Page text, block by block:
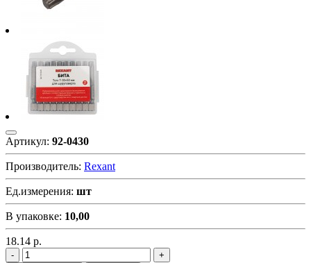
Артикул: 92-0430
Производитель: Rexant
Ед.измерения: шт
В упаковке: 10,00
18.14 р.